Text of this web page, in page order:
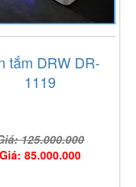
tốt nhất.
tắm DRW DR-
1119
125.000.000
Giá: 85.000.000